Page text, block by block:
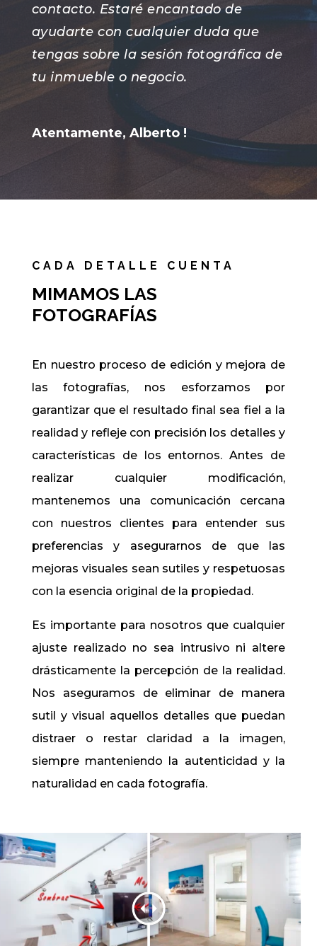
contacto. Estaré encantado de
ayudarte con cualquier duda que
tengas sobre la sesión fotográfica de
tu inmueble o negocio.
Atentamente, Alberto !
CADA DETALLE CUENTA
MIMAMOS LAS
FOTOGRAFÍAS
En nuestro proceso de edición y mejora de
las fotografías, nos esforzamos por
garantizar que el resultado final sea fiel a la
realidad y refleje con precisión los detalles y
características de los entornos. Antes de
realizar cualquier modificación,
mantenemos una comunicación cercana
con nuestros clientes para entender sus
preferencias y asegurarnos de que las
mejoras visuales sean sutiles y respetuosas
con la esencia original de la propiedad.
Es importante para nosotros que cualquier
ajuste realizado no sea intrusivo ni altere
drásticamente la percepción de la realidad.
Nos aseguramos de eliminar de manera
sutil y visual aquellos detalles que puedan
distraer o restar claridad a la imagen,
siempre manteniendo la autenticidad y la
naturalidad en cada fotografía.